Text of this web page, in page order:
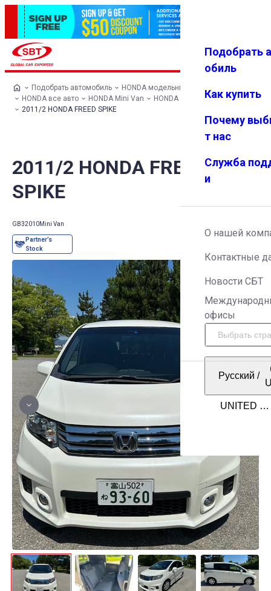
Избранн
Меню
Подобрать
обиль
Как купить
Почему
т нас
Служба
и
О нашей
Контактные
Новости СБТ
офисы
Русский /
Подобрать автомобиль
HONDA модельный ряд
HONDA все авто
HONDA Mini Van
HONDA FREED SPIKE
2011/2 HONDA FREED SPIKE
2011/2 HONDA FREED
SPIKE
GB32010Mini Van